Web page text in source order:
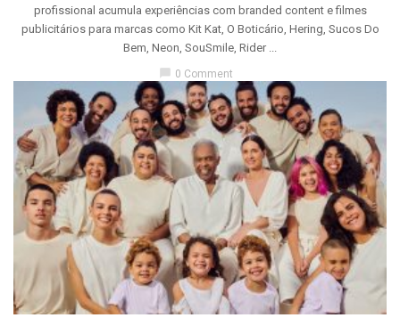
profissional acumula experiências com branded content e filmes
publicitários para marcas como Kit Kat, O Boticário, Hering, Sucos Do
Bem, Neon, SouSmile, Rider ...
chat_bubble 0 Comment